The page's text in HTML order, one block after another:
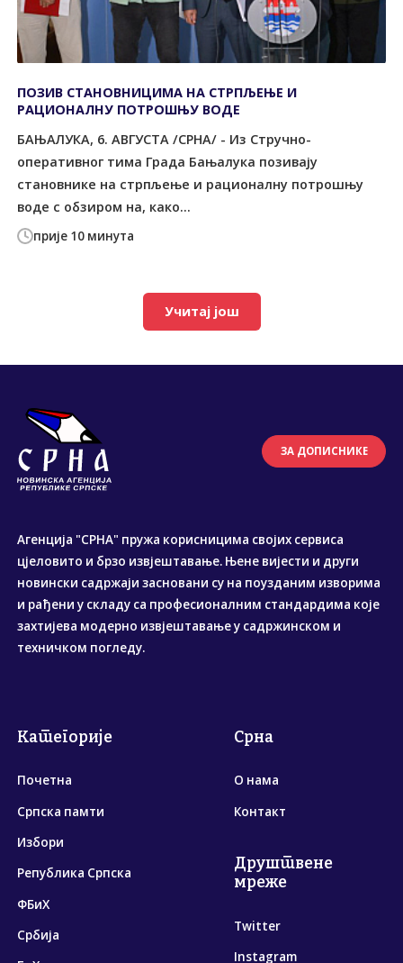
прије 10 минута
ПОЗИВ СTАНОВНИЦИМА НА СTРПЉЕЊЕ И
РАЦИОНАЛНУ ПОTРОШЊУ ВОДЕ
БАЊАЛУКА, 6. АВГУСТА /СРНА/ - Из Стручно-
оперативног тима Града Бањалука позивају
становнике на стрпљење и рационалну потрошњу
воде с обзиром на, како...
Учитај још
ЗА ДОПИСНИКЕ
Агенција "СРНА" пружа корисницима својих сервиса
цјеловито и брзо извјештавање. Њене вијести и други
новински садржаји засновани су на поузданим изворима
и рађени у складу са професионалним стандардима које
захтијева модерно извјештавање у садржинском и
техничком погледу.
Категорије
Почетна
Српска памти
Избори
Република Српска
ФБиХ
Србија
Срна
О нама
Контакт
Друштвене
мреже
Twitter
Instagram